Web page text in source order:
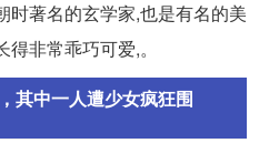
时著名的玄学家,也是有名的美
非常乖巧可爱,。
其中一人遭少女疯狂围